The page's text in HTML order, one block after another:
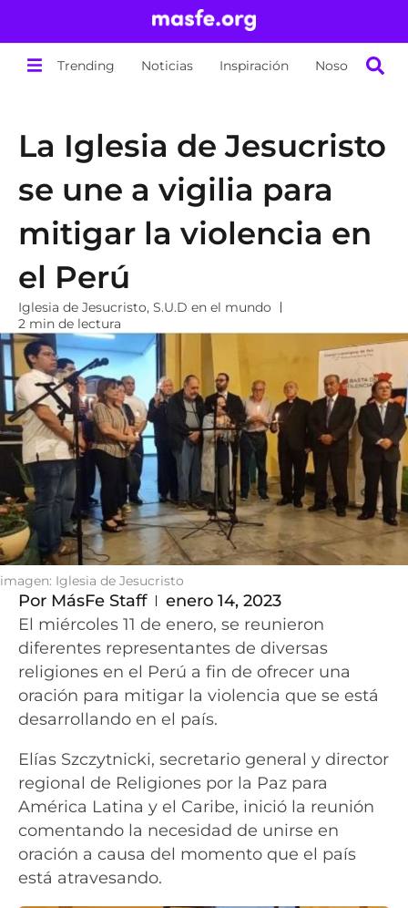
Trending Noticias Inspiración Nosotros
La Iglesia de Jesucristo
se une a vigilia para
mitigar la violencia en
el Perú
Iglesia de Jesucristo, S.U.D en el mundo
2 min de lectura
imagen: Iglesia de Jesucristo
Por MásFe Staff
enero 14, 2023
El miércoles 11 de enero, se reunieron
diferentes representantes de diversas
religiones en el Perú a fin de ofrecer una
oración para mitigar la violencia que se está
desarrollando en el país.
Elías Szczytnicki, secretario general y director
regional de Religiones por la Paz para
América Latina y el Caribe, inició la reunión
comentando la necesidad de unirse en
oración a causa del momento que el país
está atravesando.